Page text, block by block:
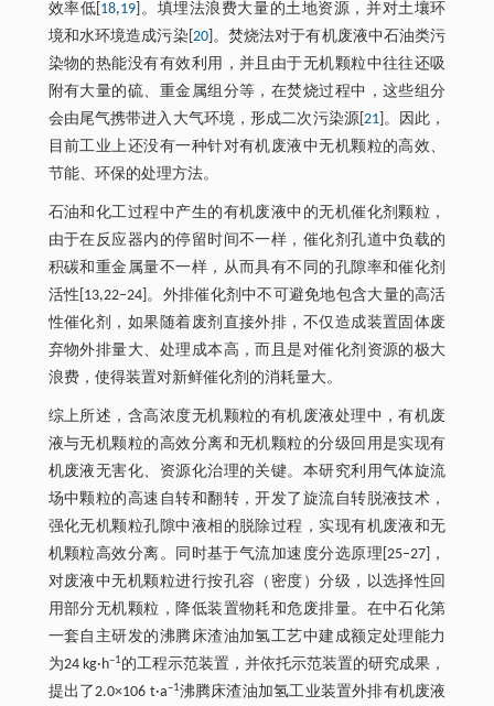
效率低[ 18,19 ]。填埋法浪费大量的土地资源，并对土壤环
境和水环境造成污染[ 20]。焚烧法对于有机废液中石油类污
染物的热能没有有效利用，并且由于无机颗粒中往往还吸
附有大量的硫、重金属组分等，在焚烧过程中，这些组分
会由尾气携带进入大气环境，形成二次污染源[ 21]。因此，
目前工业上还没有一种针对有机废液中无机颗粒的高效、
节能、环保的处理方法。
石油和化工过程中产生的有机废液中的无机催化剂颗粒，
由于在反应器内的停留时间不一样，催化剂孔道中负载的
积碳和重金属量不一样，从而具有不同的孔隙率和催化剂
活性[13,22−24]。外排催化剂中不可避免地包含大量的高活
性催化剂，如果随着废剂直接外排，不仅造成装置固体废
弃物外排量大、处理成本高，而且是对催化剂资源的极大
浪费，使得装置对新鲜催化剂的消耗量大。
综上所述，含高浓度无机颗粒的有机废液处理中，有机废
液与无机颗粒的高效分离和无机颗粒的分级回用是实现有
机废液无害化、资源化治理的关键。本研究利用气体旋流
场中颗粒的高速自转和翻转，开发了旋流自转脱液技术，
强化无机颗粒孔隙中液相的脱除过程，实现有机废液和无
机颗粒高效分离。同时基于气流加速度分选原理[25−27]，
对废液中无机颗粒进行按孔容（密度）分级，以选择性回
用部分无机颗粒，降低装置物耗和危废排量。在中石化第
一套自主研发的沸腾床渣油加氢工艺中建成额定处理能力
为24 kg·h–1的工程示范装置，并依托示范装置的研究成果，
提出了2.0×106 t·a–1沸腾床渣油加氢工业装置外排有机废液